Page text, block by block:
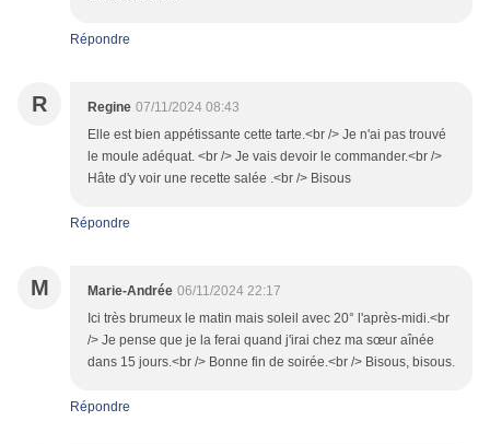
Répondre
R Regine 07/11/2024 08:43
Elle est bien appétissante cette tarte.<br /> Je n'ai pas trouvé
le moule adéquat. <br /> Je vais devoir le commander.<br />
Hâte d'y voir une recette salée .<br /> Bisous
Répondre
M Marie-Andrée 06/11/2024 22:17
Ici très brumeux le matin mais soleil avec 20° l'après-midi.<br
/> Je pense que je la ferai quand j'irai chez ma sœur aînée
dans 15 jours.<br /> Bonne fin de soirée.<br /> Bisous, bisous.
Répondre